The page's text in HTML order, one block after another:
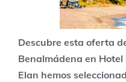
Descubre esta oferta
Benalmádena en
Elan hemos